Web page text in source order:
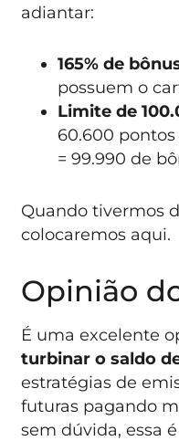
adiantar:
165% de
possuem o
Limite de
60.600 pontos
= 99.990 de
Quando tivermos
colocaremos aqui.
Opinião
É uma excelente
turbinar o saldo
estratégias de
futuras pagando
sem dúvida, essa